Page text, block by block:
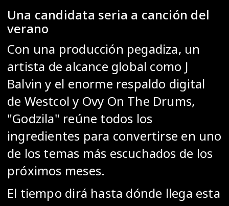
Una candidata seria a canción del
verano
Con una producción pegadiza, un
artista de alcance global como J
Balvin y el enorme respaldo digital
de Westcol y Ovy On The Drums,
"Godzila" reúne todos los
ingredientes para convertirse en uno
de los temas más escuchados de los
próximos meses.
El tiempo dirá hasta dónde llega esta